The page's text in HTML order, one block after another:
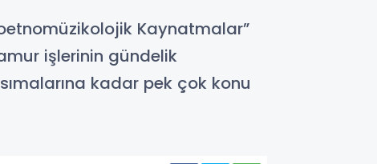
Kaynatmalar”
işlerinin gündelik
kadar pek çok konu